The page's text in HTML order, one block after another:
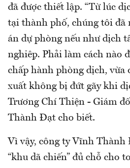
đã được thiết lập. “Từ lúc
tại thành phố, chúng tôi đã
án dự phòng nếu như dịch
nghiệp. Phải làm cách nào
chấp hành phòng dịch, vừa
xuất không bị đứt gãy khi
Trương Chí Thiện - Giám
Thành Đạt cho biết.
Vì vậy, công ty Vĩnh
“khu dã chiến” đủ chỗ cho